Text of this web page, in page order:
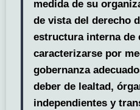
medida de su
de vista del derecho
estructura interna de
caracterizarse por
gobernanza
deber de lealtad,
independientes y